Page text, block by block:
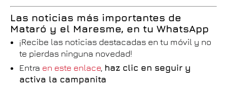
Las noticias más importantes de
Mataró y el Maresme, en tu WhatsApp
¡Recibe las noticias destacadas en tu móvil y no
te pierdas ninguna novedad!
Entra en este enlace haz clic en seguir y
activa la campanita